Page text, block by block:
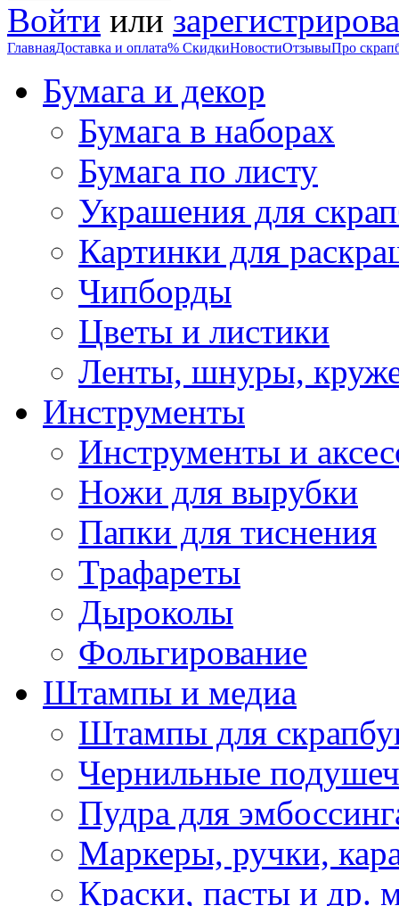
Войти или
ГлавнаяДоставка и оплата% СкидкиНовостиОтзывыПро
Бумага и декор
Бумага в наборах
Бумага по листу
Украшения для
Картинки для
Чипборды
Цветы и листики
Ленты, шнуры,
Инструменты
Инструменты и
Ножи для вырубки
Папки для тиснения
Трафареты
Дыроколы
Фольгирование
Штампы и медиа
Штампы для
Чернильные
Пудра для
Маркеры, ручки,
Краски, пасты и др.